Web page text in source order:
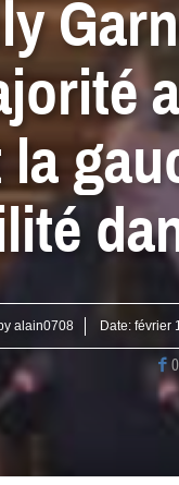
alain0708 Date: février
0